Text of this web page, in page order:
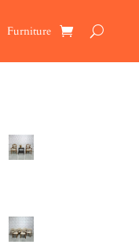
Furniture